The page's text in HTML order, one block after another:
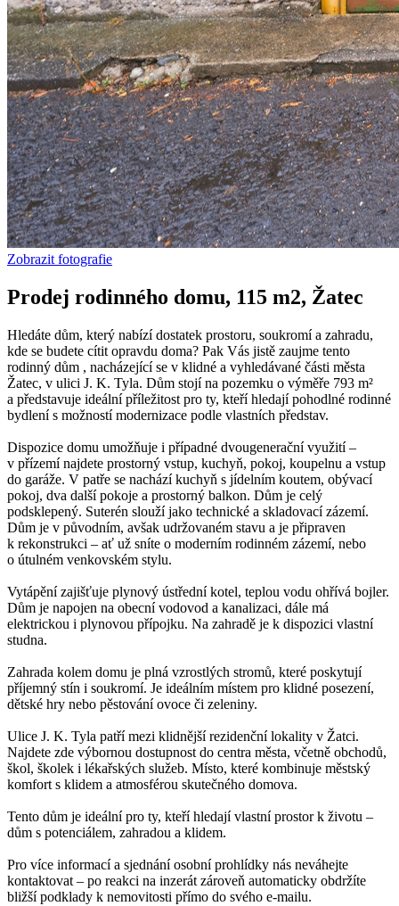
Zobrazit fotografie
Prodej rodinného domu, 115 m2, Žatec
Hledáte dům, který nabízí dostatek prostoru, soukromí a zahradu,
kde se budete cítit opravdu doma? Pak Vás jistě zaujme tento
rodinný dům , nacházející se v klidné a vyhledávané části města
Žatec, v ulici J. K. Tyla. Dům stojí na pozemku o výměře 793 m²
a představuje ideální příležitost pro ty, kteří hledají pohodlné rodinné
bydlení s možností modernizace podle vlastních představ.
Dispozice domu umožňuje i případné dvougenerační využití –
v přízemí najdete prostorný vstup, kuchyň, pokoj, koupelnu a vstup
do garáže. V patře se nachází kuchyň s jídelním koutem, obývací
pokoj, dva další pokoje a prostorný balkon. Dům je celý
podsklepený. Suterén slouží jako technické a skladovací zázemí.
Dům je v původním, avšak udržovaném stavu a je připraven
k rekonstrukci – ať už sníte o moderním rodinném zázemí, nebo
o útulném venkovském stylu.
Vytápění zajišťuje plynový ústřední kotel, teplou vodu ohřívá bojler.
Dům je napojen na obecní vodovod a kanalizaci, dále má
elektrickou i plynovou přípojku. Na zahradě je k dispozici vlastní
studna.
Zahrada kolem domu je plná vzrostlých stromů, které poskytují
příjemný stín i soukromí. Je ideálním místem pro klidné posezení,
dětské hry nebo pěstování ovoce či zeleniny.
Ulice J. K. Tyla patří mezi klidnější rezidenční lokality v Žatci.
Najdete zde výbornou dostupnost do centra města, včetně obchodů,
škol, školek i lékařských služeb. Místo, které kombinuje městský
komfort s klidem a atmosférou skutečného domova.
Tento dům je ideální pro ty, kteří hledají vlastní prostor k životu –
dům s potenciálem, zahradou a klidem.
Pro více informací a sjednání osobní prohlídky nás neváhejte
kontaktovat – po reakci na inzerát zároveň automaticky obdržíte
bližší podklady k nemovitosti přímo do svého e-mailu.